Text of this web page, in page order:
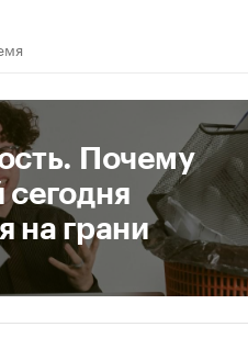
Почему
сегодня
на грани